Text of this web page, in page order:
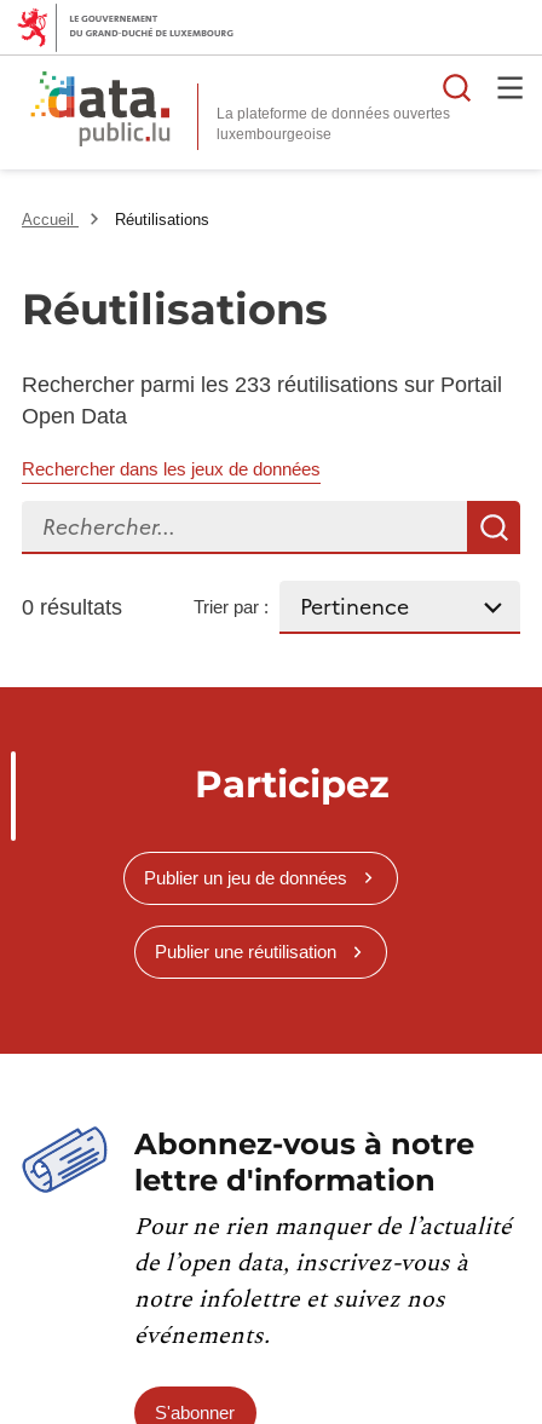
La plateforme de données ouvertes
Accueil Réutilisations
Réutilisations
Rechercher parmi les 233 réutilisations sur Portail
Open Data
Rechercher dans les jeux de données
Rechercher...
0 résultats Trier par :
Participez
Publier un jeu de données
Publier une réutilisation
Abonnez-vous à notre
lettre d'information
Pour ne rien manquer de l’actualité
de l’open data, inscrivez-vous à
notre infolettre et suivez nos
événements.
S'abonner